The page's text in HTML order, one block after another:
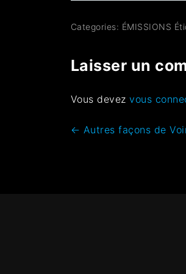
Categories: ÉMISSIONS
Laisser un
Vous devezvous
← Autres façons de